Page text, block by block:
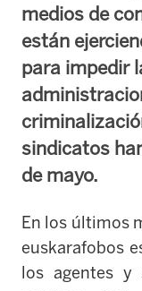
medios de
están
para impedir
sindicatos
de mayo.
En los últimos
euskarafobos
los agentes y